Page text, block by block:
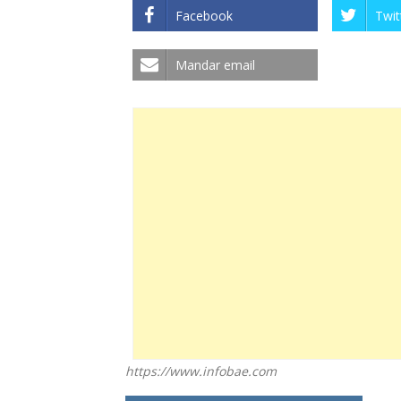
Facebook
Mandar email
https://www.infobae.com